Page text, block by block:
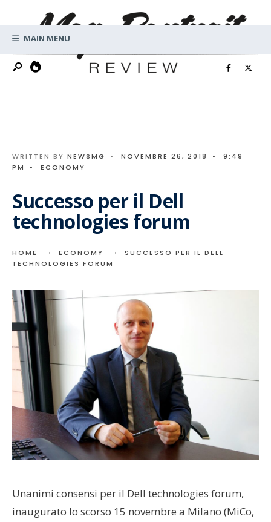
contentMAIN MENU
WRITTEN BY NEWSMG • NOVEMBRE 26, 2018 •
9:49
PM
• ECONOMY
Successo per il Dell
technologies forum
HOME ECONOMY
SUCCESSO PER IL DELL
TECHNOLOGIES FORUM
Unanimi consensi per il Dell technologies forum,
inaugurato lo scorso 15 novembre a Milano (MiCo,